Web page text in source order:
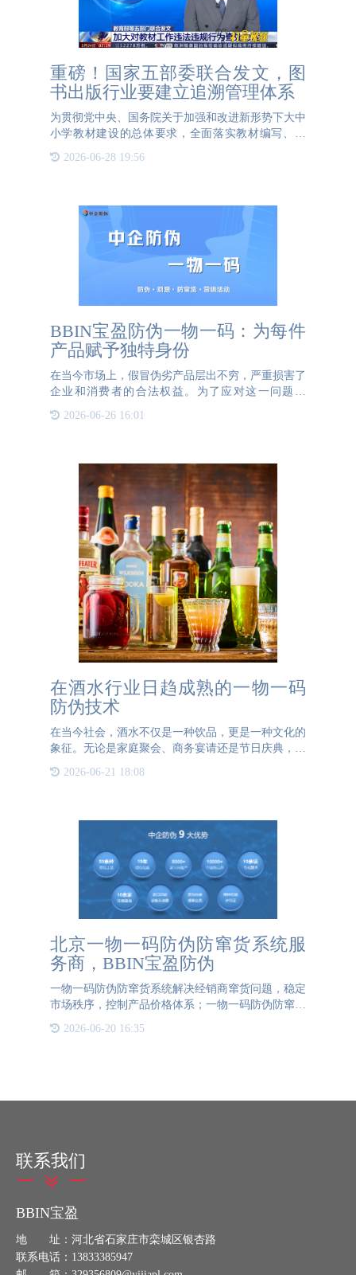
重磅！国家五部委联合发文，图
书出版行业要建立追溯管理体系
为贯彻党中央、国务院关于加强和改进新形势下大中
小学教材建设的总体要求，全面落实教材编写、审
核、出版、印制发行、选用使用等各方面主体责任，
切实提高教材建设水平。近日，教育部、国家新闻出
2026-06-28 19:56
BBIN宝盈防伪一物一码：为每件
产品赋予独特身份
在当今市场上，假冒伪劣产品层出不穷，严重损害了
企业和消费者的合法权益。为了应对这一问题，
业提供了更高效、更安全的防伪手段。一物一码技术
2026-06-26 16:01
在酒水行业日趋成熟的一物一码
防伪技术
在当今社会，酒水不仅是一种饮品，更是一种文化的
象征。无论是家庭聚会、商务宴请还是节日庆典，酒
与挑战的市场中，假冒伪劣的酒水产品却屡禁不止，
2026-06-21 18:08
北京一物一码防伪防窜货系统服
务商，BBIN宝盈防伪
一物一码防伪防窜货系统解决经销商窜货问题，稳定
市场秩序，控制产品价格体系；一物一码防伪防窜货
题，使品牌产品能在各地区正常销售北京一物一码防
2026-06-20 16:35
联系我们
BBIN宝盈
地 址：河北省石家庄市栾城区银杏路
联系电话：13833385947